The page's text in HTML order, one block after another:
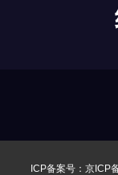
ICP备案号：京ICP